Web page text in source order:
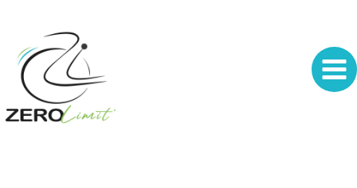
contenu